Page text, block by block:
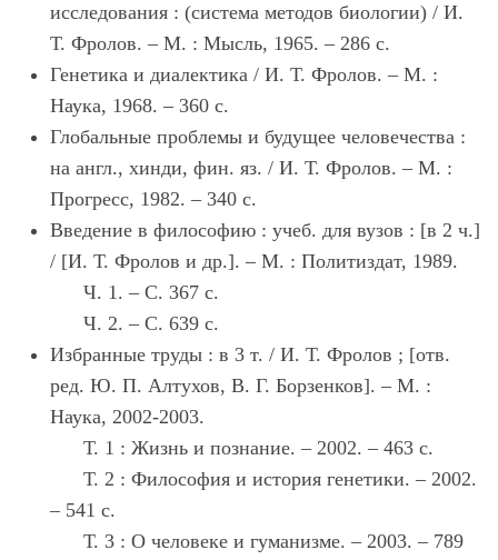
исследования : (система методов биологии) / И.
Т. Фролов. – М. : Мысль, 1965. – 286 с.
Генетика и диалектика / И. Т. Фролов. – М. :
Наука, 1968. – 360 с.
Глобальные проблемы и будущее человечества :
на англ., хинди, фин. яз. / И. Т. Фролов. – М. :
Прогресс, 1982. – 340 с.
Введение в философию : учеб. для вузов : [в 2 ч.]
/ [И. Т. Фролов и др.]. – М. : Политиздат, 1989.
Ч. 1. – С. 367 с.
Ч. 2. – С. 639 с.
Избранные труды : в 3 т. / И. Т. Фролов ; [отв.
ред. Ю. П. Алтухов, В. Г. Борзенков]. – М. :
Наука, 2002-2003.
Т. 1 : Жизнь и познание. – 2002. – 463 с.
Т. 2 : Философия и история генетики. – 2002.
– 541 с.
Т. 3 : О человеке и гуманизме. – 2003. – 789